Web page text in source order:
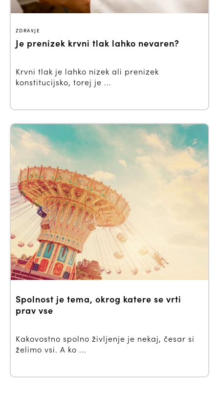
ZDRAVJE
Je prenizek krvni tlak lahko nevaren?
Krvni tlak je lahko nizek ali prenizek
konstitucijsko, torej je ...
Spolnost je tema, okrog katere se vrti
prav vse
Kakovostno spolno življenje je nekaj, česar si
želimo vsi. A ko ...